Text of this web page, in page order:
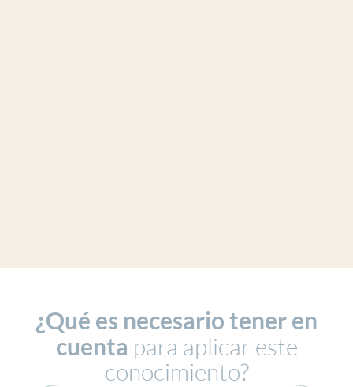
¿Qué es necesario tener en
cuenta para aplicar este
conocimiento?